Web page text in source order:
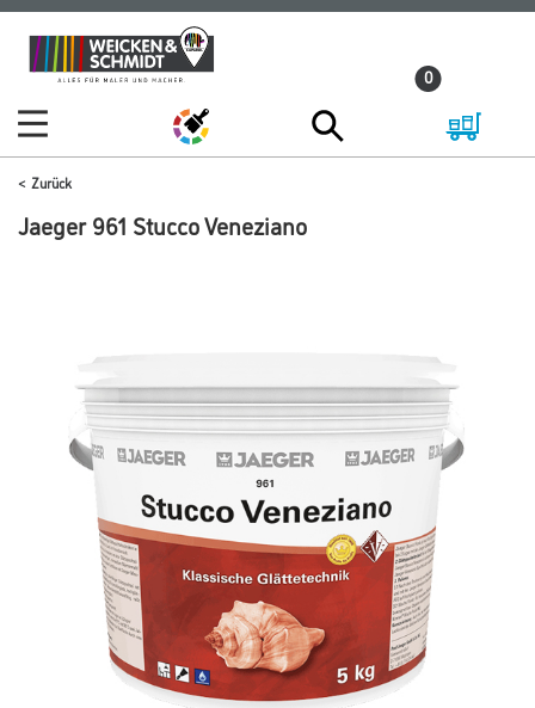
Zum
Inhalt
Zum
Navigationsmenü
0
Zurück
Jaeger 961 Stucco Veneziano